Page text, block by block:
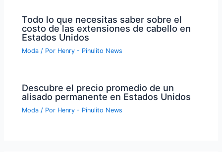
Todo lo que necesitas saber sobre el
costo de las extensiones de cabello en
Estados Unidos
Moda / Por Henry - Pinulito News
Descubre el precio promedio de un
alisado permanente en Estados Unidos
Moda / Por Henry - Pinulito News